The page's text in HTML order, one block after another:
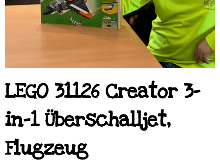
LEGO 31126 Creator 3-
in-1 Überschalljet,
Flugzeug